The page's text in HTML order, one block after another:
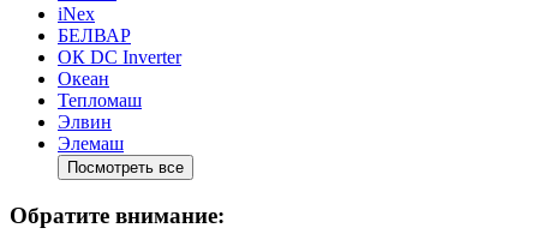
iNex
БЕЛВАР
ОК DC Inverter
Океан
Тепломаш
Элвин
Элемаш
Посмотреть все
Обратите внимание: